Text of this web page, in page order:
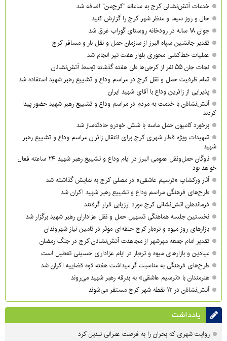
خدمات آتش‌نشانی کرج به سامانه "کرج‌من" اضافه شد
حال و روز سیما و منظر شهر کرج را گزارش کنید
جوان ۱۸ ساله در رودخانه روستای گوراب غرق شد
تقدیر جانشین سپاه البرز از سازمان حمل و نقل بار و مسافر کرج
عملیات خط‌کشی محوری بلوار هفت تیر انجام شد
نجات جان ۵۵ نفر از کرجی‌ها طی هفته گذشته توسط آتش‌نشانان
تمام ظرفیت حمل و نقل کرج در مراسم وداع و تشییع رهبر شهید استفاده شد
پذیرایی از زائرین وداع با آقای شهید ایران
آتش‌نشانان با خدمت به مردم در مراسم وداع و تشییع رهبر شهید حضور پیدا
کردند
برخورد کامیون حمل ماسه با شش خودرو حادثه‌ساز شد
تمهیدات ویژه قطار شهری کرج برای انتقال زائران مراسم وداع و تشییع رهبر
شهید
ناوگان حمل‌ونقل عمومی البرز در ایام وداع و تشییع رهبر شهید ۲۴ ساعته فعال
خواهد بود
آثار ورکشاپ «ترسیم عاشقی» در مصلی کرج به نمایش گذاشته شد
طرح‌های فرهنگی مراسم وداع و تشییع رهبر شهید اکران شد
فرماندهان آتش‌نشانی کرج مورد ارزیابی قرار گرفتند
نخستین جلسه هماهنگی تسهیل حمل و نقل عزاداران رهبر شهید برگزار شد
بازارهای روز میوه و تره‌بار کرج حلقه‌ای موثر در تامین نیاز شهروندان
تقدیر امام جمعه مهرشهر از مجاهدت آتش‌نشانان کرج در جنگ رمضان
میادین و بازارهای میوه و تره‌بار در ایام عزاداری حسینی تعطیل است
طرح‌های فرهنگی به مناسبت گرامیداشت هفته قوه قضاییه اکران شد
هنرمندان با «ترسیم عاشقی» به بدرقه رهبر شهید می‌روند
آتش‌نشانان در ۱۲ نقطه شهر کرج مستقر می‌شوند
یادداشت
روایت شهری که بحران را به فرصت عمرانی تبدیل کرد